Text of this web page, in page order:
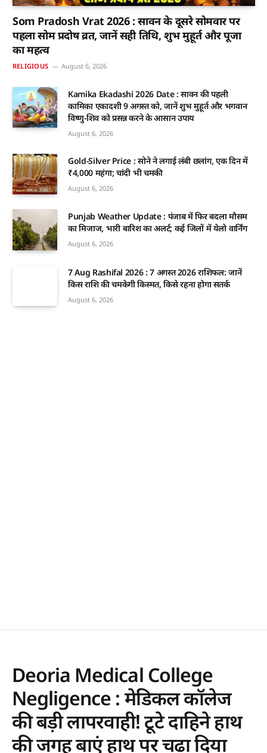
Som Pradosh Vrat 2026 : सावन के दूसरे सोमवार पर
पहला सोम प्रदोष व्रत, जानें सही तिथि, शुभ मुहूर्त और पूजा
का महत्व
RELIGIOUS August 6, 2026
Kamika Ekadashi 2026 Date : सावन की पहली
कामिका एकादशी 9 अगस्त को, जानें शुभ मुहूर्त और भगवान
विष्णु-शिव को प्रसन्न करने के आसान उपाय
August 6, 2026
Gold-Silver Price : सोने ने लगाई लंबी छलांग, एक दिन में
₹4,000 महंगा; चांदी भी चमकी
August 6, 2026
Punjab Weather Update : पंजाब में फिर बदला मौसम
का मिजाज, भारी बारिश का अलर्ट; कई जिलों में येलो वार्निंग
August 6, 2026
7 Aug Rashifal 2026 : 7 अगस्त 2026 राशिफल: जानें
किस राशि की चमकेगी किस्मत, किसे रहना होगा सतर्क
August 6, 2026
Deoria Medical College
Negligence : मेडिकल कॉलेज
की बड़ी लापरवाही! टूटे दाहिने हाथ
की जगह बाएं हाथ पर चढ़ा दिया